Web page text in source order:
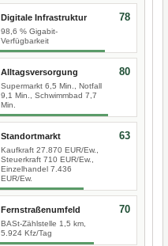
Digitale Infrastruktur
98,6 % Gigabit-
Verfügbarkeit
78
Alltagsversorgung
Supermarkt 6,5 Min., Notfall
9,1 Min., Schwimmbad 7,7
Min.
80
Standortmarkt
Kaufkraft 27.870 EUR/Ew.,
Steuerkraft 710 EUR/Ew.,
Einzelhandel 7.436
EUR/Ew.
63
Fernstraßenumfeld
BASt-Zählstelle 1,5 km,
5.924 Kfz/Tag
70